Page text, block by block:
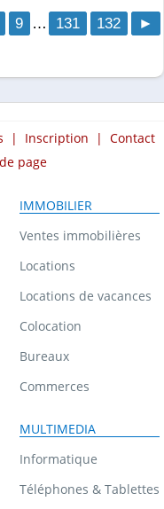
9 … 131 132 ►
| Inscription | Contact
page
IMMOBILIER
Ventes immobilières
Locations
Locations de vacances
Colocation
Bureaux
Commerces
MULTIMEDIA
Informatique
Téléphones & Tablettes